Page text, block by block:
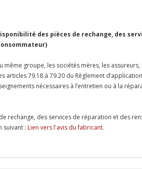
des pièces de rechange, des
groupe, les sociétés mères, les
articles 79.18 à 79.20 du Règlement
nécessaires à l’entretien ou à la
des services de réparation et des
suivant : Lien vers l'avis du fabricant.